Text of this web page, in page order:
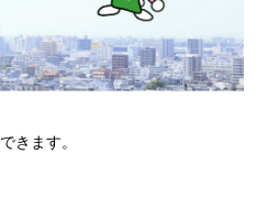
きます。